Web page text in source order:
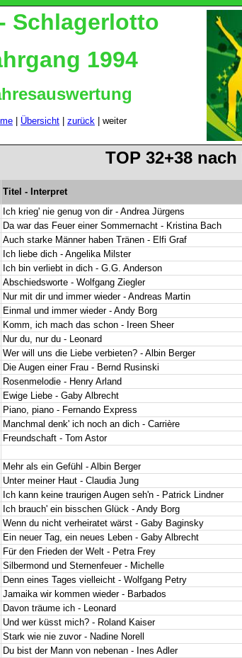
- Schlagerlotto
1994
Übersicht zurück | weiter
TOP 32+38 nach
Titel - Interpret
Ich krieg' nie genug von dir - Andrea Jürgens
Da war das Feuer einer Sommernacht - Kristina Bach
Auch starke Männer haben Tränen - Elfi Graf
Ich liebe dich - Angelika Milster
Ich bin verliebt in dich - G.G. Anderson
Abschiedsworte - Wolfgang Ziegler
Nur mit dir und immer wieder - Andreas Martin
Einmal und immer wieder - Andy Borg
Komm, ich mach das schon - Ireen Sheer
Nur du, nur du - Leonard
Wer will uns die Liebe verbieten? - Albin Berger
Die Augen einer Frau - Bernd Rusinski
Rosenmelodie - Henry Arland
Ewige Liebe - Gaby Albrecht
Piano, piano - Fernando Express
Manchmal denk' ich noch an dich - Carrière
Freundschaft - Tom Astor
Mehr als ein Gefühl - Albin Berger
Unter meiner Haut - Claudia Jung
Ich kann keine traurigen Augen seh'n - Patrick Lindner
Ich brauch' ein bisschen Glück - Andy Borg
Wenn du nicht verheiratet wärst - Gaby Baginsky
Ein neuer Tag, ein neues Leben - Gaby Albrecht
Für den Frieden der Welt - Petra Frey
Silbermond und Sternenfeuer - Michelle
Denn eines Tages vielleicht - Wolfgang Petry
Jamaika wir kommen wieder - Barbados
Davon träume ich - Leonard
Und wer küsst mich? - Roland Kaiser
Stark wie nie zuvor - Nadine Norell
Du bist der Mann von nebenan - Ines Adler